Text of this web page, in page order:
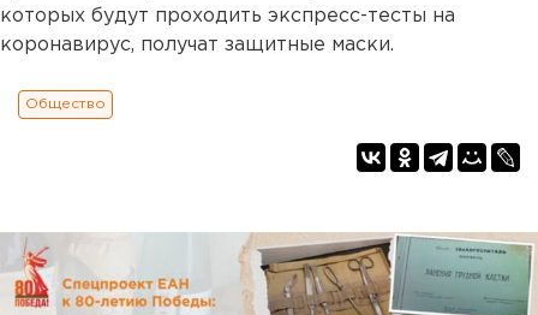
которых будут проходить экспресс-тесты на
коронавирус, получат защитные маски.
Общество